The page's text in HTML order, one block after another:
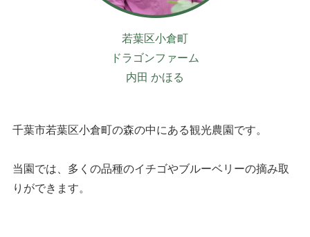
若葉区小倉町
ドラゴンファーム
内田 かほる
千葉市若葉区小倉町の森の中にある観光農園です。
当園では、多くの品種のイチゴやブルーベリーの摘み取
りができます。